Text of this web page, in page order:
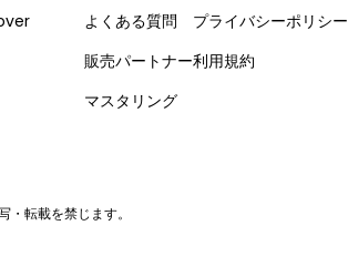
よくある質問
販売パートナー
マスタリング
プライバシーポリシー
利用規約
転載を禁じます。